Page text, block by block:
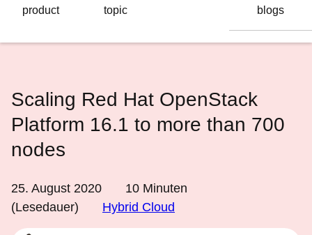
product
topic
blogs
Scaling Red Hat OpenStack
Platform 16.1 to more than 700
nodes
25. August 2020 10 Minuten
(Lesedauer)
Hybrid Cloud